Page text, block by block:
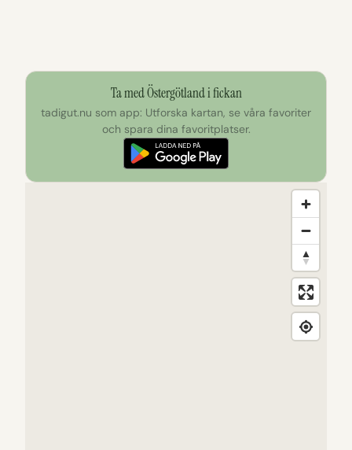
Ta med Östergötland i fickan
tadigut.nu som app: Utforska kartan, se våra favoriter
och spara dina favoritplatser.